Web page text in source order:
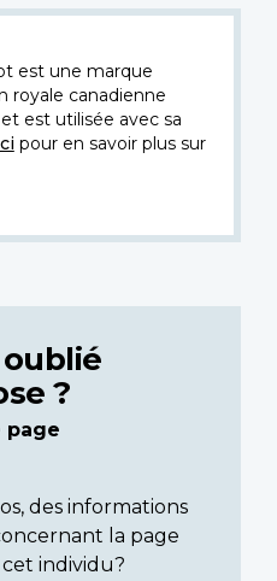
est une marque
royale canadienne
est utilisée avec sa
pour en savoir plus sur
?
page
des informations
la page
individu?